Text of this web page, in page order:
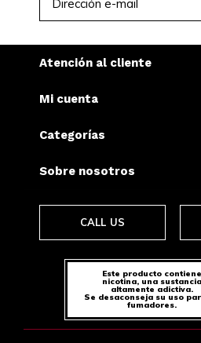
Atención al cliente
Mi cuenta
Categorías
Sobre nosotros
CALL US
Este producto contiene
nicotina, una sustancia
altamente adictiva.
Se desaconseja su uso
fumadores.